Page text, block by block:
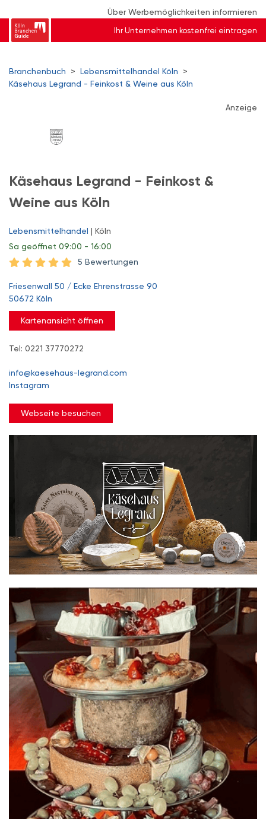
Über Werbemöglichkeiten informieren
Ihr Unternehmen kostenfrei eintragen
Branchenbuch > Lebensmittelhandel Köln
>
Käsehaus Legrand - Feinkost & Weine aus Köln
Anzeige
Käsehaus Legrand - Feinkost &
Weine aus Köln
Lebensmittelhandel | Köln
Sa geöffnet 09:00 - 16:00
5 Bewertungen
Friesenwall 50 / Ecke Ehrenstrasse 90
50672 Köln
Kartenansicht öffnen
Tel: 0221 37770272
info@kaesehaus-legrand.com
Instagram
Webseite besuchen